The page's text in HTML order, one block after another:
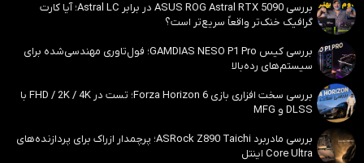
بررسی ASUS ROG Astral RTX 5090 در برابر Astral LC؛ آیا کارت
گرافیک خنک‌تر واقعاً سریع‌تر است؟
بررسی کیس GAMDIAS NESO P1 Pro؛ فول‌تاوری مهندسی‌شده برای
سیستم‌های رده‌بالا
بررسی سخت افزاری بازی Forza Horizon 6؛ تست در FHD / 2K / 4K با
DLSS و MFG
بررسی مادربرد ASRock Z890 Taichi؛ پرچمدار ازراک برای پردازنده‌های
Core Ultra اینتل